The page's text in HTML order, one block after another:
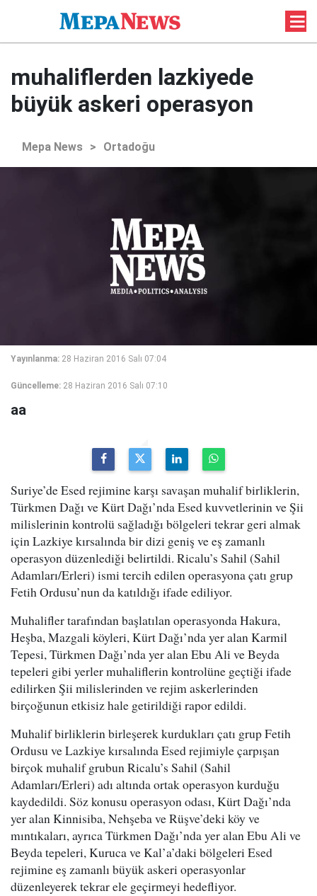
muhaliflerden lazkiyede
büyük askeri operasyon
Mepa News > Ortadoğu
Yayınlanma: 28 Haziran 2016 Salı 07:04
Güncelleme: 28 Haziran 2016 Salı 07:10
aa
Suriye’de Esed rejimine karşı savaşan muhalif birliklerin,
Türkmen Dağı ve Kürt Dağı’nda Esed kuvvetlerinin ve Şii
milislerinin kontrolü sağladığı bölgeleri tekrar geri almak
için Lazkiye kırsalında bir dizi geniş ve eş zamanlı
operasyon düzenlediği belirtildi. Ricalu’s Sahil (Sahil
Adamları/Erleri) ismi tercih edilen operasyona çatı grup
Fetih Ordusu’nun da katıldığı ifade ediliyor.
Muhalifler tarafından başlatılan operasyonda Hakura,
Heşba, Mazgali köyleri, Kürt Dağı’nda yer alan Karmil
Tepesi, Türkmen Dağı’nda yer alan Ebu Ali ve Beyda
tepeleri gibi yerler muhaliflerin kontrolüne geçtiği ifade
edilirken Şii milislerinden ve rejim askerlerinden
birçoğunun etkisiz hale getirildiği rapor edildi.
Muhalif birliklerin birleşerek kurdukları çatı grup Fetih
Ordusu ve Lazkiye kırsalında Esed rejimiyle çarpışan
birçok muhalif grubun Ricalu’s Sahil (Sahil
Adamları/Erleri) adı altında ortak operasyon kurduğu
kaydedildi. Söz konusu operasyon odası, Kürt Dağı’nda
yer alan Kinnisiba, Nehşeba ve Rüşve’deki köy ve
mıntıkaları, ayrıca Türkmen Dağı’nda yer alan Ebu Ali ve
Beyda tepeleri, Kuruca ve Kal’a’daki bölgeleri Esed
rejimine eş zamanlı büyük askeri operasyonlar
düzenleyerek tekrar ele geçirmeyi hedefliyor.